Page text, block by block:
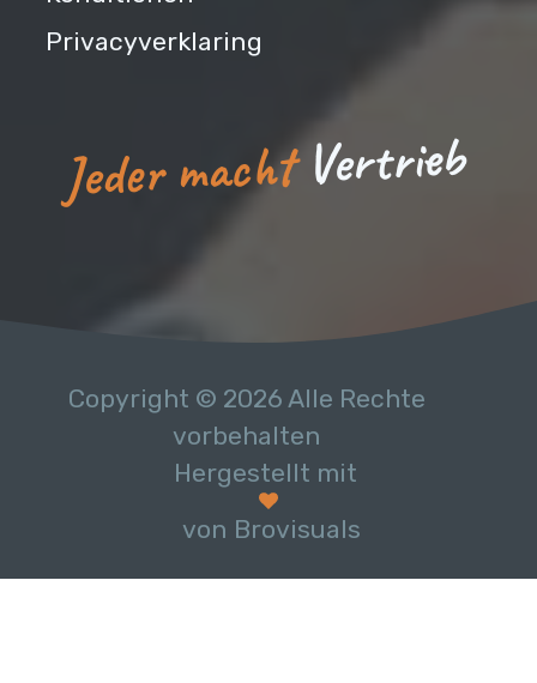
Privacyverklaring
Jeder macht Vertrieb
Copyright © 2026 Alle Rechte
vorbehalten
Hergestellt mit
von Brovisuals